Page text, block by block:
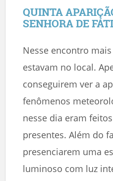
QUINTA
SENHORA DE
Nesse encontro
estavam no local.
conseguirem ver a
fenômenos
nesse dia eram
presentes. Além do
presenciarem uma
luminoso com luz